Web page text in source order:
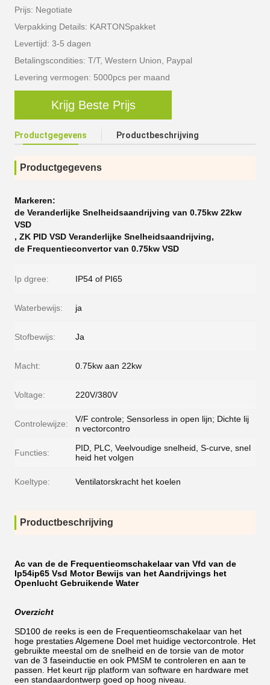
Prijs: Negotiate
Verpakking Details: KARTONSpakket
Levertijd: 3-5 dagen
Betalingscondities: T/T, Western Union, Paypal
Levering vermogen: 5000pcs per maand
Krijg Beste Prijs
Productgegevens Productbeschrijving
Productgegevens
Markeren:
de Veranderlijke Snelheidsaandrijving van 0.75kw 22kw
VSD
, ZK PID VSD Veranderlijke Snelheidsaandrijving,
de Frequentieconvertor van 0.75kw VSD
Ip dgree: IP54 of PI65
Waterbewijs: ja
Stofbewijs: Ja
Macht: 0.75kw aan 22kw
Voltage: 220V/380V
Controlewijze:
V/F controle; Sensorless in open lijn; Dichte lij
n vectorcontro
Functies:
PID, PLC, Veelvoudige snelheid, S-curve, snel
heid het volgen
Koeltype: Ventilatorskracht het koelen
Productbeschrijving
Ac van de de Frequentieomschakelaar van Vfd van de
Ip54ip65 Vsd Motor Bewijs van het Aandrijvings het
Openlucht Gebruikende Water
Overzicht
SD100 de reeks is een de Frequentieomschakelaar van het
hoge prestaties Algemene Doel met huidige vectorcontrole. Het
gebruikte meestal om de snelheid en de torsie van de motor
van de 3 faseinductie en ook PMSM te controleren en aan te
passen. Het keurt rijp platform van software en hardware met
een standaardontwerp goed op hoog niveau.